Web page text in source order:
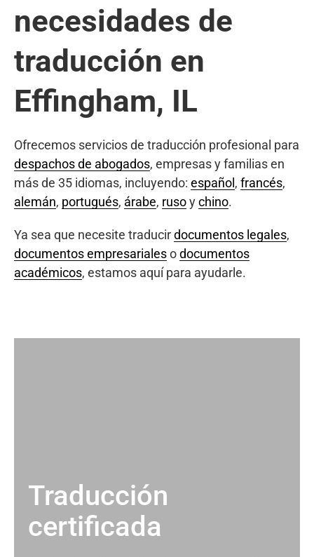
necesidades de
traducción en
Effingham, IL
Ofrecemos servicios de traducción profesional para
despachos de abogados, empresas y familias en
más de 35 idiomas, incluyendo: español , francés,
alemán, portugués, árabe, rusoychino.
Ya sea que necesite traducirdocumentos legales,
documentos empresarialesodocumentos
académicos, estamos aquí para ayudarle.
Traducción
certificada